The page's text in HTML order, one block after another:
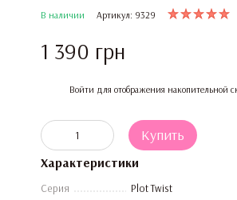
В наличии Артикул: 9329
1 390 грн
Войти для отображения накопительной
Купить
Характеристики
Серия Plot Twist